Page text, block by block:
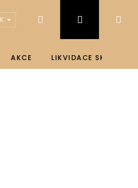
AKCE LIKVIDACE SKLADU
Přihlášení